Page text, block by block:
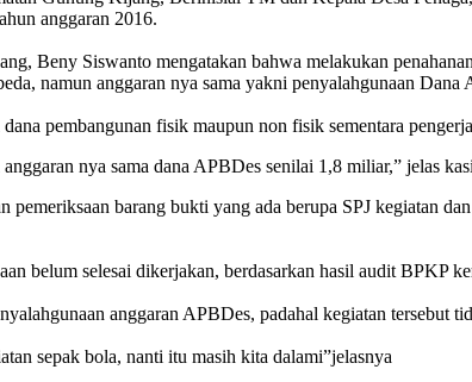
anggaran 2016.
Beny Siswanto mengatakan bahwa melakukan
namun anggaran nya sama yakni penyalahgunaan
pembangunan fisik maupun non fisik sementara
nya sama dana APBDes senilai 1,8 miliar,” jelas
barang bukti yang ada berupa SPJ kegiatan
belum selesai dikerjakan, berdasarkan hasil audit BPKP
anggaran APBDes, padahal kegiatan tersebut
sepak bola, nanti itu masih kita dalami”jelasnya